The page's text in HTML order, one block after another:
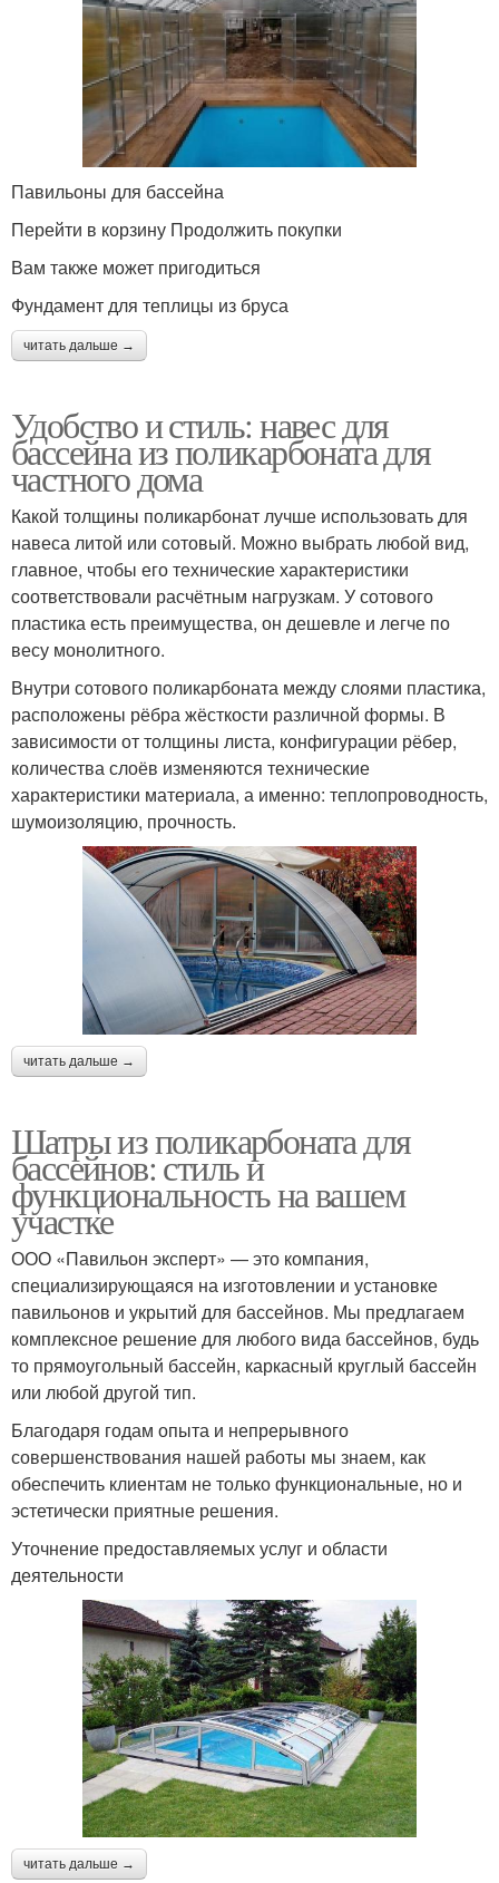
Павильоны для бассейна
Перейти в корзину Продолжить покупки
Вам также может пригодиться
Фундамент для теплицы из бруса
читать дальше →
Удобство и стиль: навес для
бассейна из поликарбоната для
частного дома
Какой толщины поликарбонат лучше использовать для
навеса литой или сотовый. Можно выбрать любой вид,
главное, чтобы его технические характеристики
соответствовали расчётным нагрузкам. У сотового
пластика есть преимущества, он дешевле и легче по
весу монолитного.
Внутри сотового поликарбоната между слоями пластика,
расположены рёбра жёсткости различной формы. В
зависимости от толщины листа, конфигурации рёбер,
количества слоёв изменяются технические
характеристики материала, а именно: теплопроводность,
шумоизоляцию, прочность.
читать дальше →
Шатры из поликарбоната для
бассейнов: стиль и
функциональность на вашем
участке
ООО «Павильон эксперт» — это компания,
специализирующаяся на изготовлении и установке
павильонов и укрытий для бассейнов. Мы предлагаем
комплексное решение для любого вида бассейнов, будь
то прямоугольный бассейн, каркасный круглый бассейн
или любой другой тип.
Благодаря годам опыта и непрерывного
совершенствования нашей работы мы знаем, как
обеспечить клиентам не только функциональные, но и
эстетически приятные решения.
Уточнение предоставляемых услуг и области
деятельности
читать дальше →